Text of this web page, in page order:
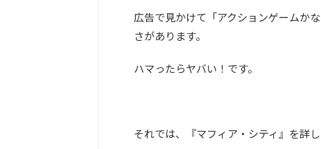
広告で見かけて「アクションゲームか
さがあります。
ハマったらヤバい！です。
それでは、『マフィア・シティ』を詳